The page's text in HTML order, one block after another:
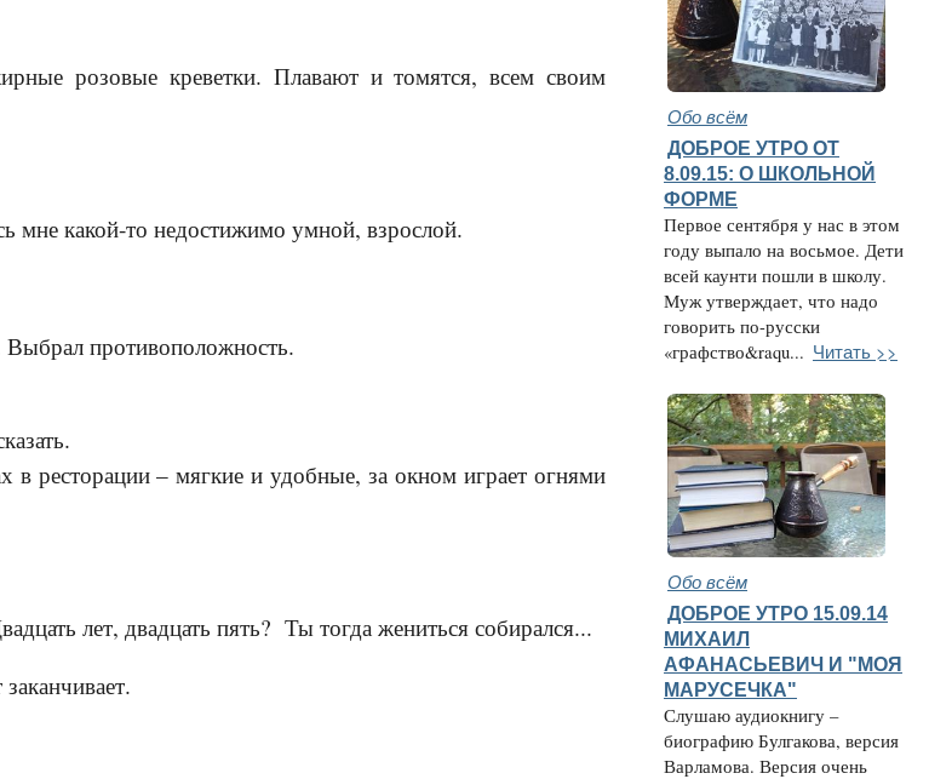
розовые креветки. Плавают и томятся, всем своим
мне какой-то недостижимо умной, взрослой.
противоположность.
в ресторации – мягкие и удобные, за окном играет огнями
лет, двадцать пять? Ты тогда жениться собирался...
Обо всём
ДОБРОЕ УТРО ОТ
8.09.15: О ШКОЛЬНОЙ
ФОРМЕ
Первое сентября у нас в этом
году выпало на восьмое. Дети
всей каунти пошли в школу.
Муж утверждает, что надо
говорить по-русски
«графство&raqu... Читать >>
Обо всём
ДОБРОЕ УТРО 15.09.14
МИХАИЛ
АФАНАСЬЕВИЧ И "МОЯ
МАРУСЕЧКА"
Слушаю аудиокнигу –
биографию Булгакова, версия
Варламова. Версия очень